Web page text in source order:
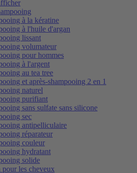
à la kératine
à l'huile d'argan
lissant
volumateur
pour hommes
à l'argent
au tea tree
et après-shampooing 2 en 1
naturel
purifiant
sans sulfate sans silicone
sec
antipelliculaire
réparateur
couleur
hydratant
solide
pour les cheveux